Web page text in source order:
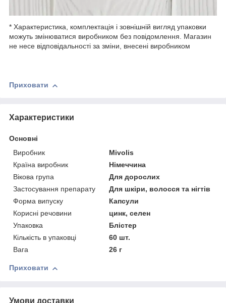
* Характеристика, комплектація і зовнішній вигляд упаковки
можуть змінюватися виробником без повідомлення. Магазин
не несе відповідальності за зміни, внесені виробником
Приховати
Характеристики
Основні
Виробник
Mivolis
Країна виробник
Німеччина
Вікова група
Для дорослих
Застосування препарату
Для шкіри, волосся та нігтів
Форма випуску
Капсули
Корисні речовини
цинк, селен
Упаковка
Блістер
Кількість в упаковці
60 шт.
Вага
26 г
Приховати
Умови доставки